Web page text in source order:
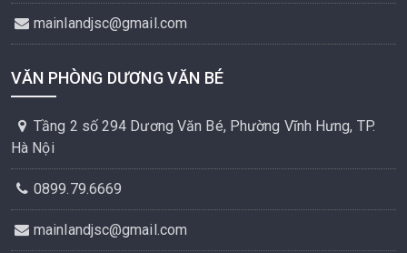
mainlandjsc@gmail.com
VĂN PHÒNG DƯƠNG VĂN BÉ
Tầng 2 số 294 Dương Văn Bé, Phường Vĩnh Hưng, TP.
Hà Nội
0899.79.6669
mainlandjsc@gmail.com